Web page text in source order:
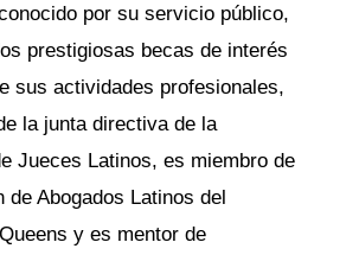
por su servicio público,
prestigiosas becas de interés
sus actividades profesionales,
la junta directiva de la
Jueces Latinos, es miembro de
de Abogados Latinos del
y es mentor de